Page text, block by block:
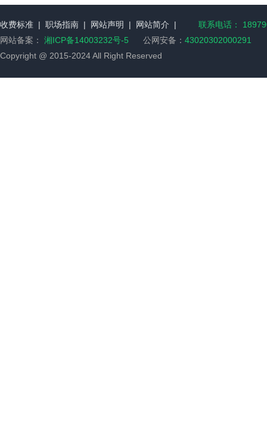
收费标准 | 职场指南 | 网站声明 | 网站简介 |
联系电话：
网站备案： 湘ICP备14003232号-5 公网安备： 43020302000291
Copyright @ 2015-2024 All Right Reserved